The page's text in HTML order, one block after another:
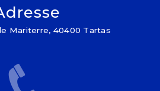
Mariterre, 40400 Tartas